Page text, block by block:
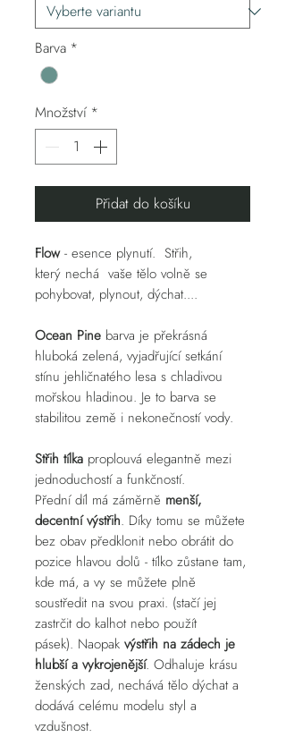
Barva *
Množství *
Přidat do košíku
Flow- esence plynutí. Střih,
který nechá vaše tělo volně se
pohybovat, plynout, dýchat....
Ocean Pine barva je překrásná
hluboká zelená, vyjadřující setkání
stínu jehličnatého lesa s chladivou
mořskou hladinou. Je to barva se
stabilitou země i nekonečností vody.
Střih tílka proplouvá elegantně mezi
jednoduchostí a funkčností.
Přední díl má záměrně menší,
decentní výstřih. Díky tomu se můžete
bez obav předklonit nebo obrátit do
pozice hlavou dolů - tílko zůstane tam,
kde má, a vy se můžete plně
soustředit na svou praxi. (stačí jej
zastrčit do kalhot nebo použít
pásek). Naopak výstřih na zádech je
hlubší a vykrojenější. Odhaluje krásu
ženských zad, nechává tělo dýchat a
dodává celému modelu styl a
vzdušnost.